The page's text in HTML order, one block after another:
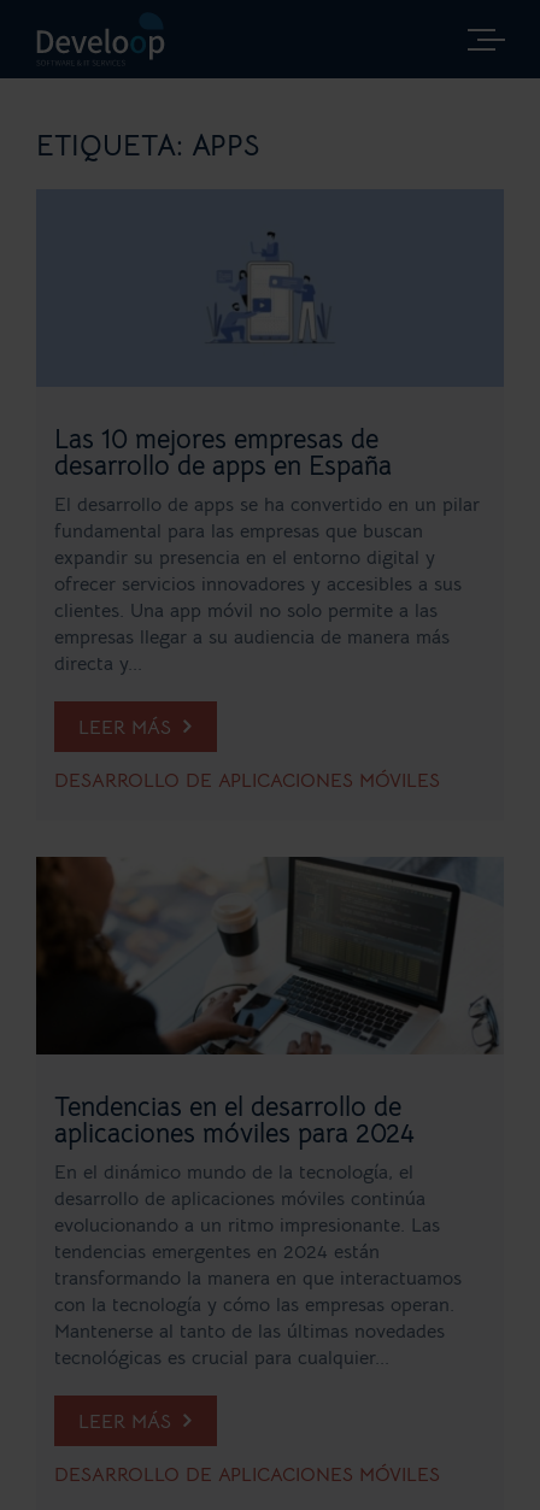
ETIQUETA: APPS
Las 10 mejores empresas de
desarrollo de apps en España
El desarrollo de apps se ha convertido en un pilar
fundamental para las empresas que buscan
expandir su presencia en el entorno digital y
ofrecer servicios innovadores y accesibles a sus
clientes. Una app móvil no solo permite a las
empresas llegar a su audiencia de manera más
directa y...
LEER MÁS
DESARROLLO DE APLICACIONES MÓVILES
Tendencias en el desarrollo de
aplicaciones móviles para 2024
En el dinámico mundo de la tecnología, el
desarrollo de aplicaciones móviles continúa
evolucionando a un ritmo impresionante. Las
tendencias emergentes en 2024 están
transformando la manera en que interactuamos
con la tecnología y cómo las empresas operan.
Mantenerse al tanto de las últimas novedades
tecnológicas es crucial para cualquier...
LEER MÁS
DESARROLLO DE APLICACIONES MÓVILES